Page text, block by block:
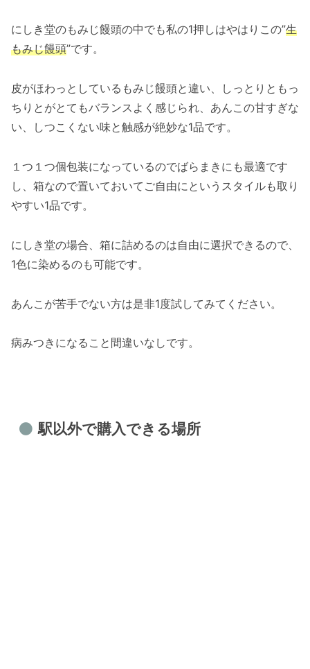
にしき堂のもみじ饅頭の中でも私の1押しはやはりこの”生
もみじ饅頭”です。
皮がほわっとしているもみじ饅頭と違い、しっとりともっ
ちりとがとてもバランスよく感じられ、あんこの甘すぎな
い、しつこくない味と触感が絶妙な1品です。
１つ１つ個包装になっているのでばらまきにも最適です
し、箱なので置いておいてご自由にというスタイルも取り
やすい1品です。
にしき堂の場合、箱に詰めるのは自由に選択できるので、
1色に染めるのも可能です。
あんこが苦手でない方は是非1度試してみてください。
病みつきになること間違いなしです。
駅以外で購入できる場所